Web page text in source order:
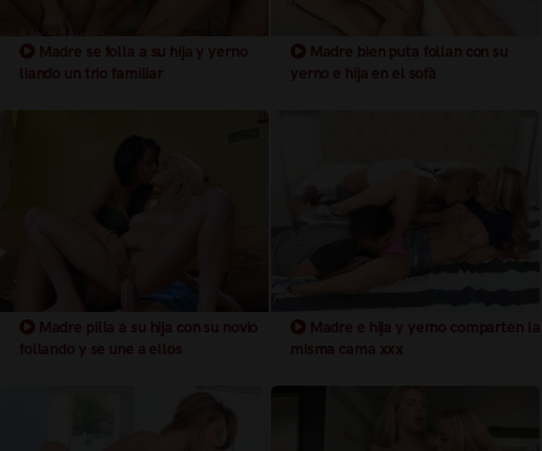
Madre se folla a su hija y yerno
liando un trio familiar
Madre bien puta follan con su
yerno e hija en el sofà
Madre pilla a su hija con su novio
follando y se une a ellos
Madre e hija y yerno comparten la
misma cama xxx